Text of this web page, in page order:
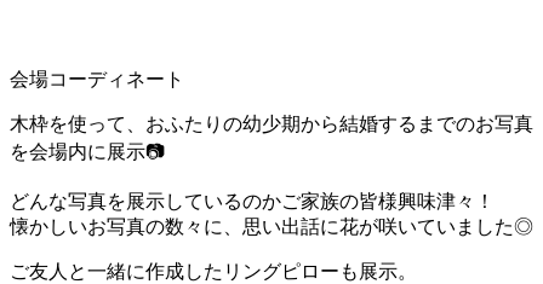
会場コーディネート
木枠を使って、おふたりの幼少期から結婚するまでのお写真
を会場内に展示📷
どんな写真を展示しているのかご家族の皆様興味津々！
懐かしいお写真の数々に、思い出話に花が咲いていました◎
ご友人と一緒に作成したリングピローも展示。